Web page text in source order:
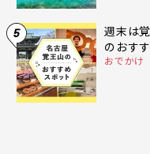
5
週末は
のおす
おでかけ